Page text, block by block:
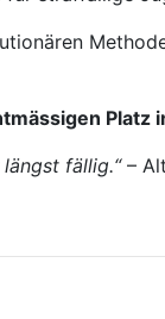
Platz
fällig.“–